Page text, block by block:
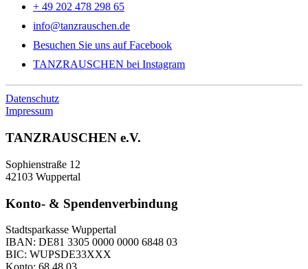
+ 49 202 478 298 65
info@tanzrauschen.de
Besuchen Sie uns auf Facebook
TANZRAUSCHEN bei Instagram
Datenschutz
Impressum
TANZRAUSCHEN e.V.
Sophienstraße 12
42103 Wuppertal
Konto- & Spendenverbindung
Stadtsparkasse Wuppertal
IBAN: DE81 3305 0000 0000 6848 03
BIC: WUPSDE33XXX